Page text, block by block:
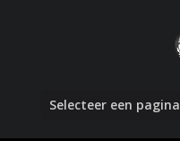
Selecteer een pagina